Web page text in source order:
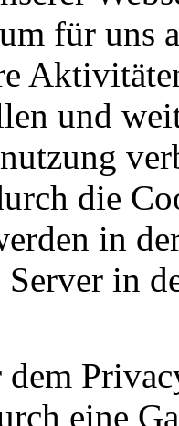
für uns
und
die
in
in
dem
eine